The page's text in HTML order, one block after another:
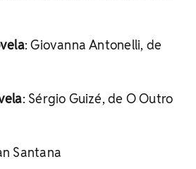
: Giovanna Antonelli, de
: Sérgio Guizé, de O Outro
Santana